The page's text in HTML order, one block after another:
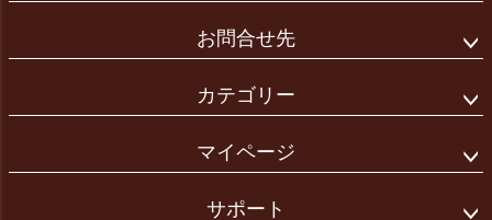
お問合せ先
カテゴリー
マイページ
サポート